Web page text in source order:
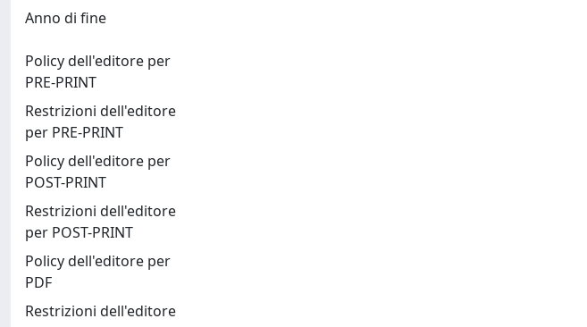
Anno di fine
Policy dell'editore per
PRE-PRINT
Restrizioni dell'editore
per PRE-PRINT
Policy dell'editore per
POST-PRINT
Restrizioni dell'editore
per POST-PRINT
Policy dell'editore per
PDF
Restrizioni dell'editore